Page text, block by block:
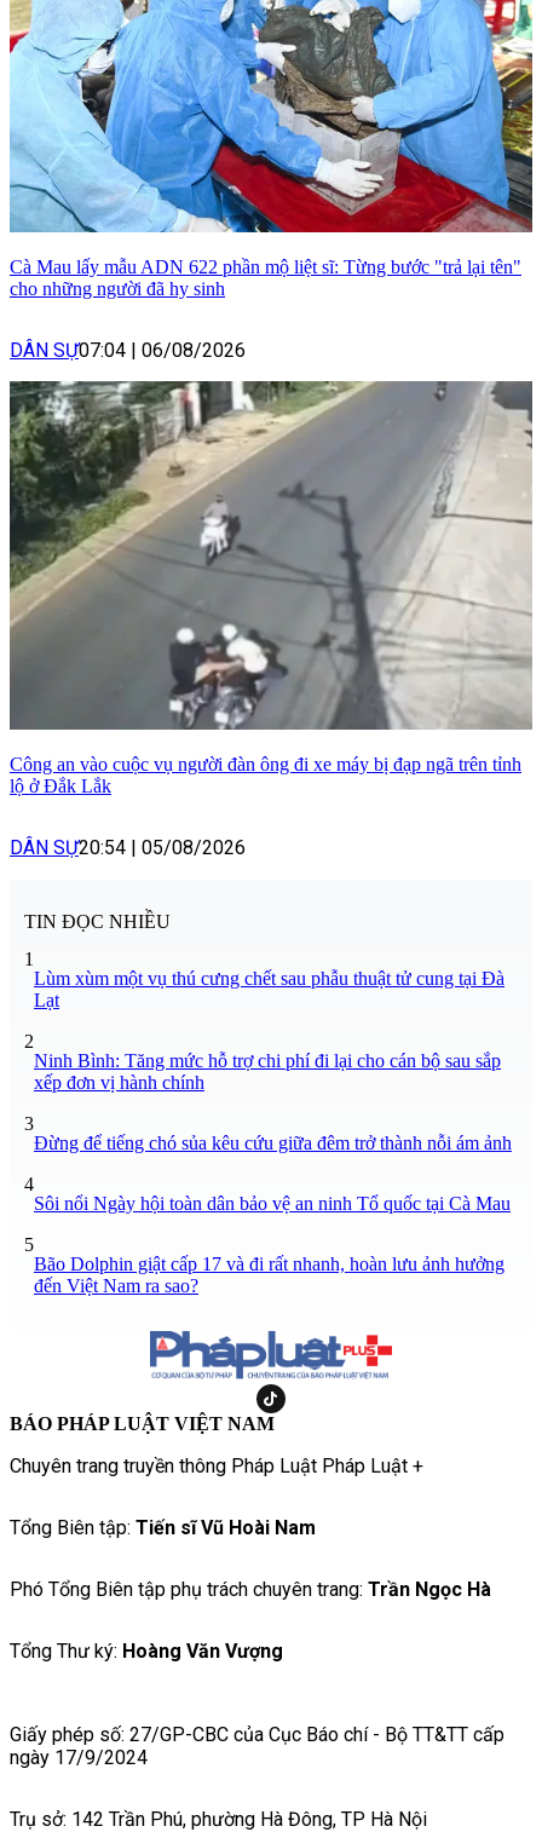
Cà Mau lấy mẫu ADN 622 phần mộ liệt sĩ: Từng bước "trả lại tên"
cho những người đã hy sinh
DÂN SỰ07:04 06/08/2026
Công an vào cuộc vụ người đàn ông đi xe máy bị đạp ngã trên tỉnh
lộ ở Đắk Lắk
DÂN SỰ20:54 05/08/2026
TIN ĐỌC NHIỀU
1
Lùm xùm một vụ thú cưng chết sau phẫu thuật tử cung tại Đà
Lạt
2
Ninh Bình: Tăng mức hỗ trợ chi phí đi lại cho cán bộ sau sắp
xếp đơn vị hành chính
3
Đừng để tiếng chó sủa kêu cứu giữa đêm trở thành nỗi ám ảnh
4
Sôi nổi Ngày hội toàn dân bảo vệ an ninh Tổ quốc tại Cà Mau
5
Bão Dolphin giật cấp 17 và đi rất nhanh, hoàn lưu ảnh hưởng
đến Việt Nam ra sao?
BÁO PHÁP LUẬT VIỆT NAM
Chuyên trang truyền thông Pháp Luật Pháp Luật +
Tổng Biên tập: Tiến sĩ Vũ Hoài Nam
Phó Tổng Biên tập phụ trách chuyên trang: Trần Ngọc Hà
Tổng Thư ký: Hoàng Văn Vượng
Giấy phép số: 27/GP-CBC của Cục Báo chí - Bộ TT&TT cấp
ngày 17/9/2024
Trụ sở: 142 Trần Phú, phường Hà Đông, TP Hà Nội